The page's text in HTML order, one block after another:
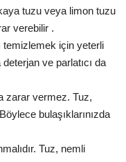
tuzu veya limon tuzu
verebilir .
temizlemek için yeterli
deterjan ve parlatıcı da
zarar vermez. Tuz,
bulaşıklarınızda
Tuz, nemli